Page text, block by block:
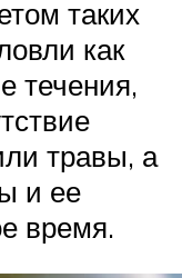
таких
как
течения,
травы, а
и ее
время.